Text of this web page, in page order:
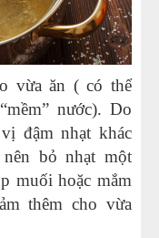
vừa ăn ( có thể
nước). Do
đậm nhạt khác
bỏ nhạt một
muối hoặc mắm
thêm cho vừa